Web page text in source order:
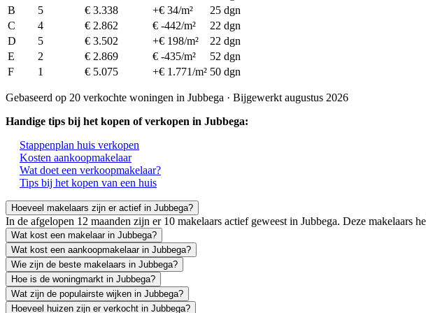
B
5 € 3.338 +€ 34/m²
25 dgn
C
4 € 2.862 € -442/m²
22 dgn
D
5 € 3.502 +€ 198/m²
22 dgn
E
2 € 2.869 € -435/m²
52 dgn
F
1 € 5.075 +€ 1.771/m² 50 dgn
Gebaseerd op 20 verkochte woningen in Jubbega · Bijgewerkt augustus 2026
Handige tips bij het kopen of verkopen in Jubbega:
Stappenplan huis verkopen
Kosten aankoopmakelaar
Wat doet een verkoopmakelaar?
Tips bij het kopen van een huis
Hoeveel makelaars zijn er actief in Jubbega?
In de afgelopen 12 maanden zijn er 10 makelaars actief geweest in Jubbega. Deze makelaars
Wat kost een makelaar in Jubbega?
Wat kost een aankoopmakelaar in Jubbega?
Wie zijn de beste makelaars in Jubbega?
Hoe is de woningmarkt in Jubbega?
Wat zijn de populairste wijken in Jubbega?
Hoeveel huizen zijn er verkocht in Jubbega?